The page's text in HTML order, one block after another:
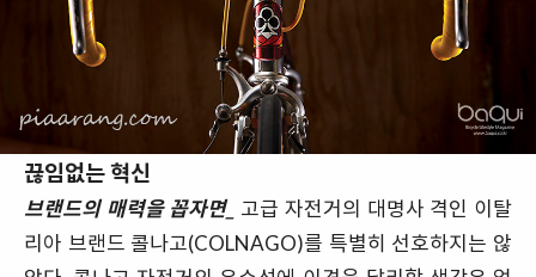
끊임없는 혁신
브랜드의 매력을 꼽자면_ 고급 자전거의 대명사 격인 이탈
리아 브랜드 콜나고(COLNAGO)를 특별히 선호하지는 않